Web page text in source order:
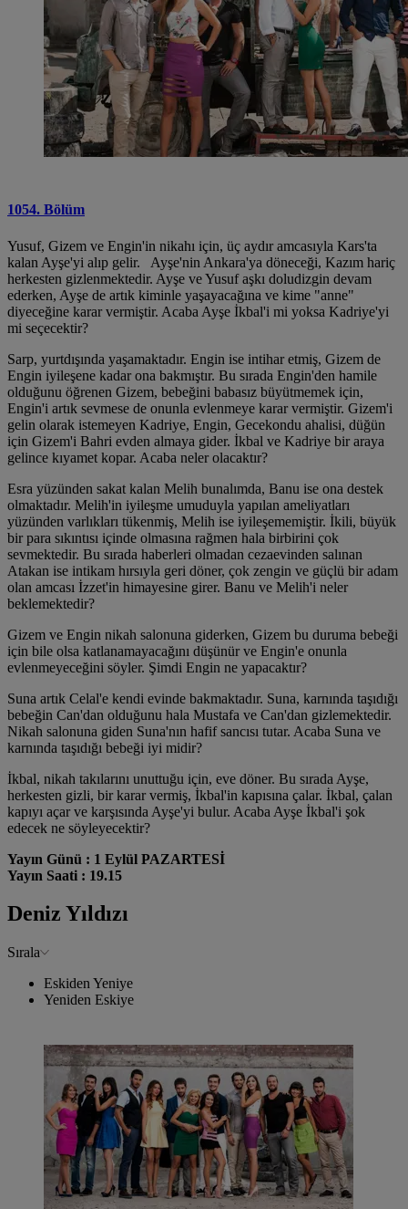
1054. Bölüm
Yusuf, Gizem ve Engin'in nikahı için, üç aydır amcasıyla Kars'ta
kalan Ayşe'yi alıp gelir. Ayşe'nin Ankara'ya döneceği, Kazım hariç
herkesten gizlenmektedir. Ayşe ve Yusuf aşkı doludizgin devam
ederken, Ayşe de artık kiminle yaşayacağına ve kime "anne"
diyeceğine karar vermiştir. Acaba Ayşe İkbal'i mi yoksa Kadriye'yi
mi seçecektir?
Sarp, yurtdışında yaşamaktadır. Engin ise intihar etmiş, Gizem de
Engin iyileşene kadar ona bakmıştır. Bu sırada Engin'den hamile
olduğunu öğrenen Gizem, bebeğini babasız büyütmemek için,
Engin'i artık sevmese de onunla evlenmeye karar vermiştir. Gizem'i
gelin olarak istemeyen Kadriye, Engin, Gecekondu ahalisi, düğün
için Gizem'i Bahri evden almaya gider. İkbal ve Kadriye bir araya
gelince kıyamet kopar. Acaba neler olacaktır?
Esra yüzünden sakat kalan Melih bunalımda, Banu ise ona destek
olmaktadır. Melih'in iyileşme umuduyla yapılan ameliyatları
yüzünden varlıkları tükenmiş, Melih ise iyileşememiştir. İkili, büyük
bir para sıkıntısı içinde olmasına rağmen hala birbirini çok
sevmektedir. Bu sırada haberleri olmadan cezaevinden salınan
Atakan ise intikam hırsıyla geri döner, çok zengin ve güçlü bir adam
olan amcası İzzet'in himayesine girer. Banu ve Melih'i neler
beklemektedir?
Gizem ve Engin nikah salonuna giderken, Gizem bu duruma bebeği
için bile olsa katlanamayacağını düşünür ve Engin'e onunla
evlenmeyeceğini söyler. Şimdi Engin ne yapacaktır?
Suna artık Celal'e kendi evinde bakmaktadır. Suna, karnında taşıdığı
bebeğin Can'dan olduğunu hala Mustafa ve Can'dan gizlemektedir.
Nikah salonuna giden Suna'nın hafif sancısı tutar. Acaba Suna ve
karnında taşıdığı bebeği iyi midir?
İkbal, nikah takılarını unuttuğu için, eve döner. Bu sırada Ayşe,
herkesten gizli, bir karar vermiş, İkbal'in kapısına çalar. İkbal, çalan
kapıyı açar ve karşısında Ayşe'yi bulur. Acaba Ayşe İkbal'i şok
edecek ne söyleyecektir?
Yayın Günü : 1 Eylül PAZARTESİ
Yayın Saati : 19.15
Deniz Yıldızı
Sırala
Eskiden Yeniye
Yeniden Eskiye